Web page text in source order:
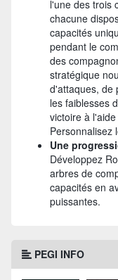
l'une des trois
chacune
capacités
pendant le
des
stratégique
d'attaques, de
les faiblesses
victoire à
Personnalisez
Une
Développez
arbres de
capacités en
puissantes.
PEGI INFO